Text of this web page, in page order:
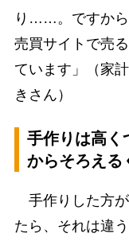
り……。ですから
売買サイトで売
ています」（家
きさん）
手作りは高く
からそろえる
手作りした方
たら、それは違う